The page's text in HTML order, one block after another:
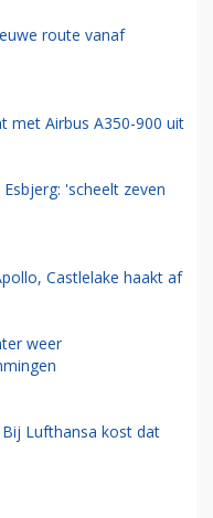
route vanaf
met Airbus A350-900 uit
'scheelt zeven
Castlelake haakt af
weer
Bij Lufthansa kost dat